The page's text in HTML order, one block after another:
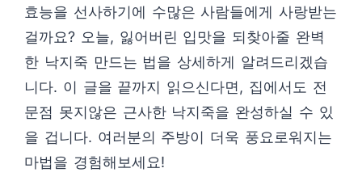
효능을 선사하기에 수많은 사람들에게 사랑받는
걸까요? 오늘, 잃어버린 입맛을 되찾아줄 완벽
한 낙지죽 만드는 법을 상세하게 알려드리겠습
니다. 이 글을 끝까지 읽으신다면, 집에서도 전
문점 못지않은 근사한 낙지죽을 완성하실 수 있
을 겁니다. 여러분의 주방이 더욱 풍요로워지는
마법을 경험해보세요!